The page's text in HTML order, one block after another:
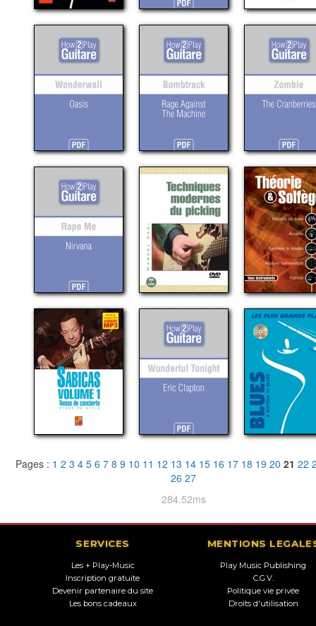
Pages : 1 2 3 4 5 6 7 8 9 10 11 12 13 14 15 16 17 18 19 20 21 22
26 27
284.52ms
SERVICES
Les + Play-Music
Inscription gratuite
Devenir partenaire du site
Les bons cadeaux
MENTIONS
Play Music Publishing
C.G.V.
Politique vie privée
Droits d'utilisation